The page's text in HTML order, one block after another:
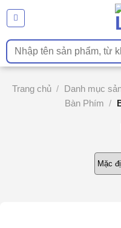
dung
Tìm
kiếm:
Trang chủ / Danh mục
Bàn Phím /